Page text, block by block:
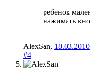
ребенок
нажимать
AlexSan, 18.03.2010
#4